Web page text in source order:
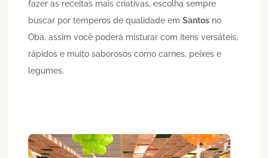
fazer as receitas mais criativas, escolha sempre
buscar por temperos de qualidade emSantos no
Oba, assim você poderá misturar com itens versáteis,
rápidos e muito saborosos como carnes, peixes e
legumes.